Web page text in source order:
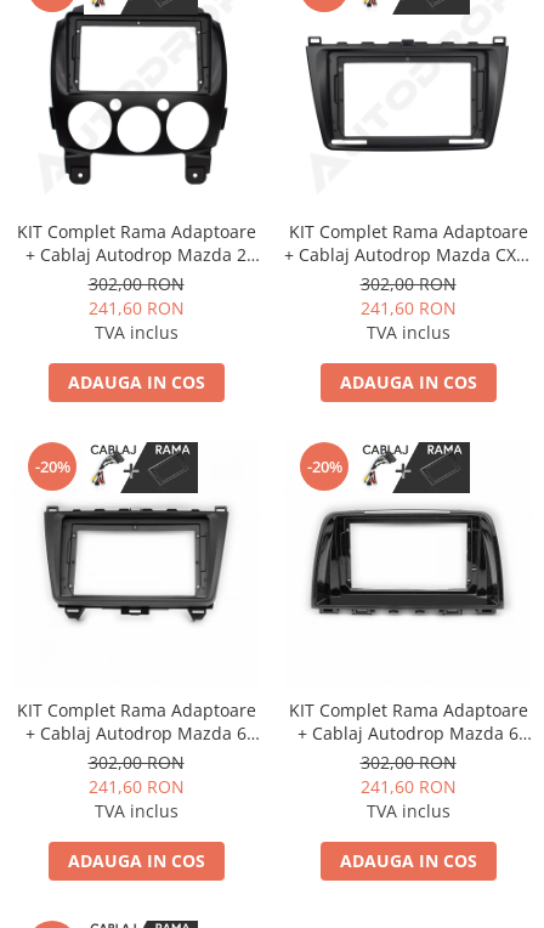
KIT Complet Rama Adaptoare
+ Cablaj Autodrop Mazda 2
(2007-2012) pentru Navigatie
Multimedia Android 9 inch
302,00 RON
241,60 RON
TVA inclus
ADAUGA IN COS
KIT Complet Rama Adaptoare
+ Cablaj Autodrop Mazda CX-7
(2008-2014) pentru Navigatie
Multimedia Android 9 inch
302,00 RON
241,60 RON
TVA inclus
ADAUGA IN COS
-20%
KIT Complet Rama Adaptoare
+ Cablaj Autodrop Mazda 6
(2008-2013) pentru Navigatie
Multimedia Android 9 inch
302,00 RON
241,60 RON
TVA inclus
ADAUGA IN COS
-20%
KIT Complet Rama Adaptoare
+ Cablaj Autodrop Mazda 6
(2013-2015) pentru Navigatie
Multimedia Android 9 inch
302,00 RON
241,60 RON
TVA inclus
ADAUGA IN COS